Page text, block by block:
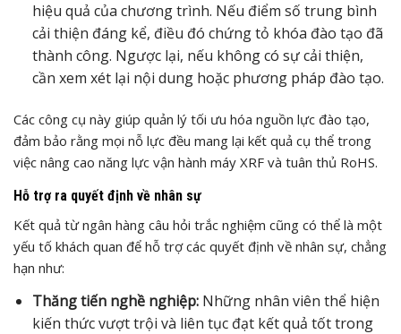
hiệu quả của chương trình. Nếu điểm số trung bình
cải thiện đáng kể, điều đó chứng tỏ khóa đào tạo đã
thành công. Ngược lại, nếu không có sự cải thiện,
cần xem xét lại nội dung hoặc phương pháp đào tạo.
Các công cụ này giúp quản lý tối ưu hóa nguồn lực đào tạo,
đảm bảo rằng mọi nỗ lực đều mang lại kết quả cụ thể trong
việc nâng cao năng lực vận hành máy XRF và tuân thủ RoHS.
Hỗ trợ ra quyết định về nhân sự
Kết quả từ ngân hàng câu hỏi trắc nghiệm cũng có thể là một
yếu tố khách quan để hỗ trợ các quyết định về nhân sự, chẳng
hạn như:
Thăng tiến nghề nghiệp:Những nhân viên thể hiện
kiến thức vượt trội và liên tục đạt kết quả tốt trong